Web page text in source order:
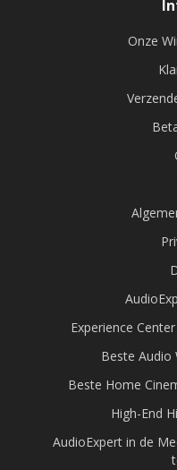
Onze
Experience
Beste Audio
Beste Home
High-End
AudioExpert in de